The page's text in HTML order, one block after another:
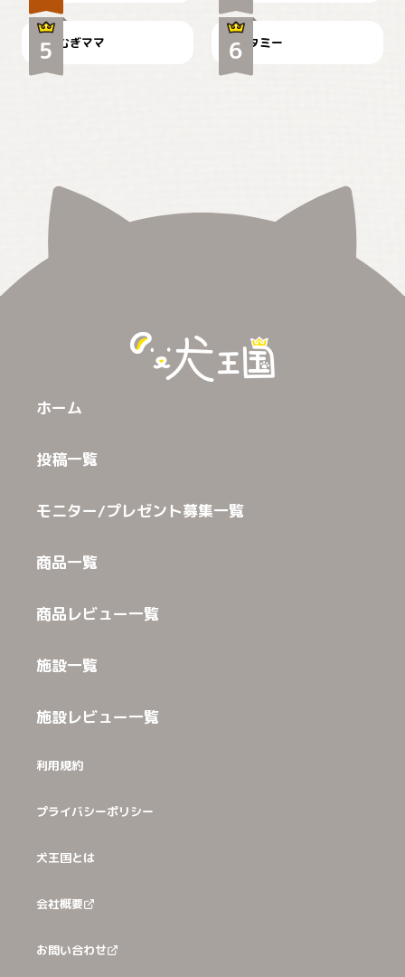
むぎママ タミー
ホーム
投稿一覧
モニター/プレゼント募集一覧
商品一覧
商品レビュー一覧
施設一覧
施設レビュー一覧
利用規約
プライバシーポリシー
犬王国とは
会社概要
お問い合わせ